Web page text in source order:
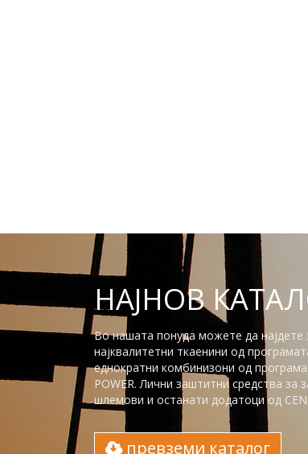
НАЈНОВ
Во нашата понуда можете да
најквалитетни ткаенини од
еднократни комбинизони од
POWER. Лични заштитни средства за
шлемови и останати додатоци од
превземи каталог